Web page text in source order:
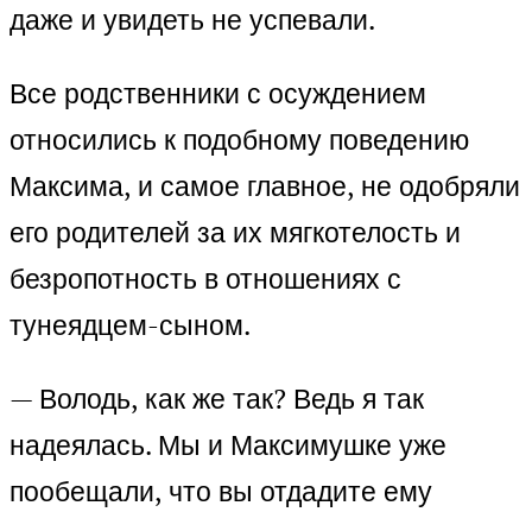
даже и увидеть не успевали.
Все родственники с осуждением
относились к подобному поведению
Максима, и самое главное, не одобряли
его родителей за их мягкотелость и
безропотность в отношениях с
тунеядцем-сыном.
— Володь, как же так? Ведь я так
надеялась. Мы и Максимушке уже
пообещали, что вы отдадите ему